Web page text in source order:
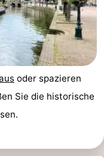
oder spazieren
Sie die historische